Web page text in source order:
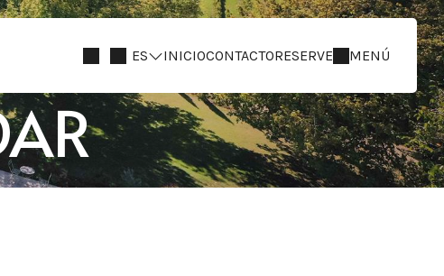
ES INICIOCONTACTORESERVE MENÚ